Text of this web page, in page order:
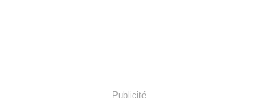
Publicité